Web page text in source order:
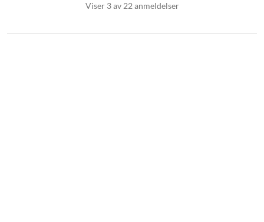
Viser 3 av 22 anmeldelser